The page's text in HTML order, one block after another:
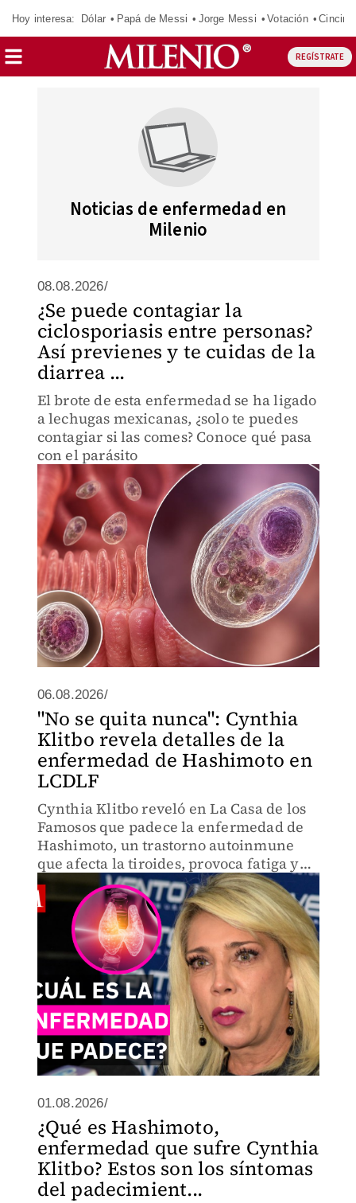
Hoy interesa: Dólar Papá de Messi Jorge Messi Votación
REGÍSTRATE
Noticias de enfermedad en
Milenio
08.08.2026/
¿Se puede contagiar la
ciclosporiasis entre personas?
Así previenes y te cuidas de la
diarrea ...
El brote de esta enfermedad se ha ligado
a lechugas mexicanas, ¿solo te puedes
contagiar si las comes? Conoce qué pasa
con el parásito
06.08.2026/
"No se quita nunca": Cynthia
Klitbo revela detalles de la
enfermedad de Hashimoto en
LCDLF
Cynthia Klitbo reveló en La Casa de los
Famosos que padece la enfermedad de
Hashimoto, un trastorno autoinmune
que afecta la tiroides, provoca fatiga y
cambios de ánimo. Conoce aquí los
síntomas.
01.08.2026/
¿Qué es Hashimoto,
enfermedad que sufre Cynthia
Klitbo? Estos son los síntomas
del padecimient...